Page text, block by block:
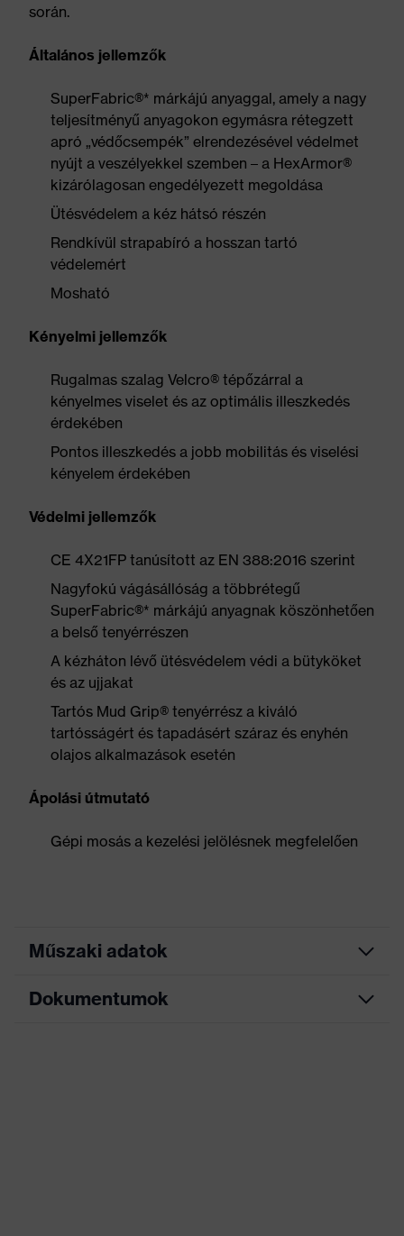
során.
Általános jellemzők
SuperFabric®* márkájú anyaggal, amely a nagy
teljesítményű anyagokon egymásra rétegzett
apró „védőcsempék” elrendezésével védelmet
nyújt a veszélyekkel szemben – a HexArmor®
kizárólagosan engedélyezett megoldása
Ütésvédelem a kéz hátsó részén
Rendkívül strapabíró a hosszan tartó
védelemért
Mosható
Kényelmi jellemzők
Rugalmas szalag Velcro® tépőzárral a
kényelmes viselet és az optimális illeszkedés
érdekében
Pontos illeszkedés a jobb mobilitás és viselési
kényelem érdekében
Védelmi jellemzők
CE 4X21FP tanúsított az EN 388:2016 szerint
Nagyfokú vágásállóság a többrétegű
SuperFabric®* márkájú anyagnak köszönhetően
a belső tenyérrészen
A kézháton lévő ütésvédelem védi a bütyköket
és az ujjakat
Tartós Mud Grip® tenyérrész a kiváló
tartósságért és tapadásért száraz és enyhén
olajos alkalmazások esetén
Ápolási útmutató
Gépi mosás a kezelési jelölésnek megfelelően
Műszaki adatok
Marketingszín
Dokumentumok